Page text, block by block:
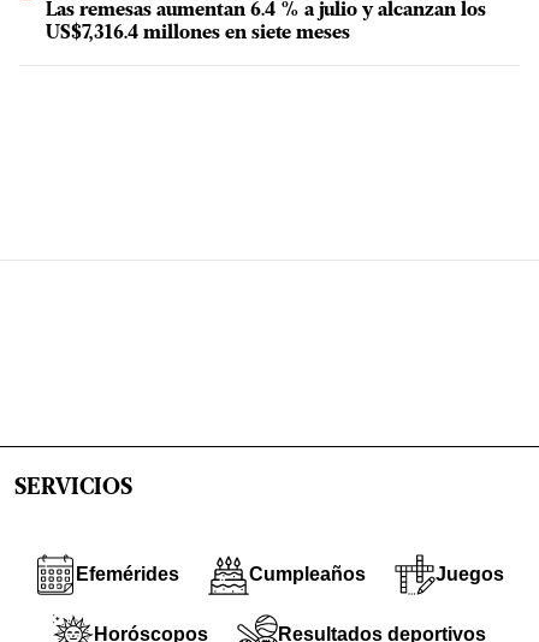
Las remesas aumentan 6.4 % a julio y alcanzan los
US$7,316.4 millones en siete meses
SERVICIOS
Efemérides Cumpleaños Juegos
Horóscopos Resultados deportivos